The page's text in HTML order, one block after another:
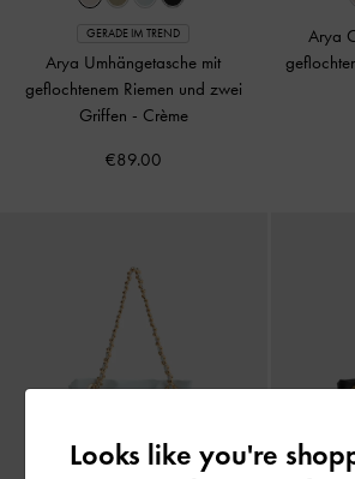
GERADE IM TREND
Arya Umhängetasche mit
geflochtenem Riemen und zwei
Griffen - Crème
€89.00
Arya
Looks like you're